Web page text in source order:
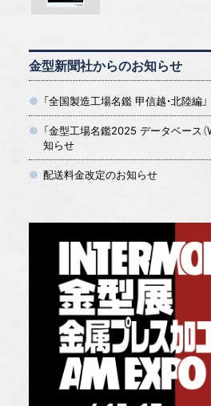
金型新聞社からのお知らせ
「全国製造工場名鑑 甲信越・北陸編
「金型工場名鑑2025 データベース（
知らせ
配送料金改定のお知らせ